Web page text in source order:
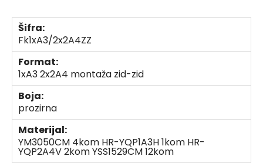
Šifra:
Fk1xA3/2x2A4ZZ
Format:
1xA3 2x2A4 montaža zid-zid
Boja:
prozirna
Materijal:
YM3050CM 4kom HR-YQP1A3H 1kom HR-
YQP2A4V 2kom YSS1529CM 12kom